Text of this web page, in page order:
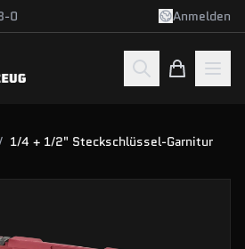
0 Anmelden
1/4 + 1/2" Steckschlüssel-Garnitur